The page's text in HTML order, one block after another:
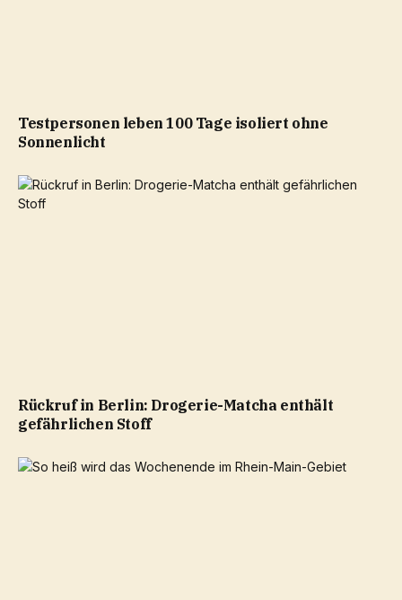
Testpersonen leben 100 Tage isoliert ohne
Sonnenlicht
Rückruf in Berlin: Drogerie-Matcha enthält
gefährlichen Stoff